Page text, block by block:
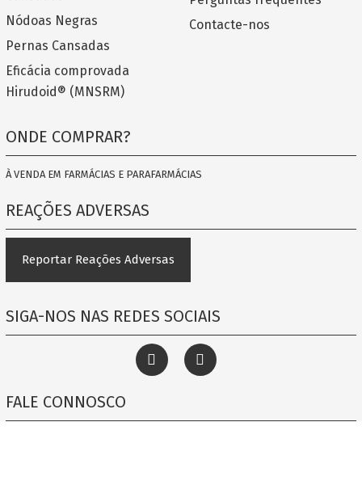
Nódoas Negras
Pernas Cansadas
Eficácia comprovada
Hirudoid® (MNSRM)
Contacte-nos
ONDE COMPRAR?
À VENDA EM FARMÁCIAS E PARAFARMÁCIAS
REAÇÕES ADVERSAS
Reportar Reações Adversas
SIGA-NOS NAS REDES SOCIAIS
FALE CONNOSCO